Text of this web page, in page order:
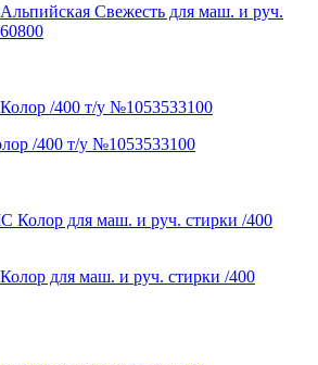
Свежесть для маш. и руч.
/400 т/у №1053533100
для маш. и руч. стирки /400